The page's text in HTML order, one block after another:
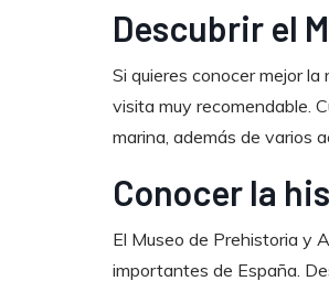
Descubrir el
Si quieres conocer mejor
visita muy recomendable.
marina, además de varios
Conocer la
El Museo de Prehistoria y
importantes de España.